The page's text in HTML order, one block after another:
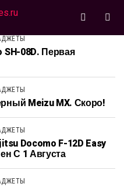
SH-08D. Первая
Meizu MX. Скоро!
Docomo F-12D Easy
С 1 Августа